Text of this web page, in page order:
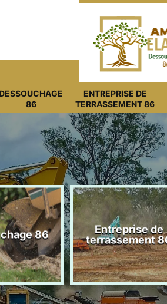
DESSOUCHAGE
86
ENTREPRISE DE
TERRASSEMENT 86
86
Entreprise de
terrassement 86